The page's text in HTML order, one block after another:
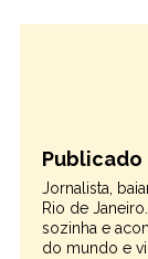
Publicado
Jornalista,
Rio de
sozinha e
do mundo e